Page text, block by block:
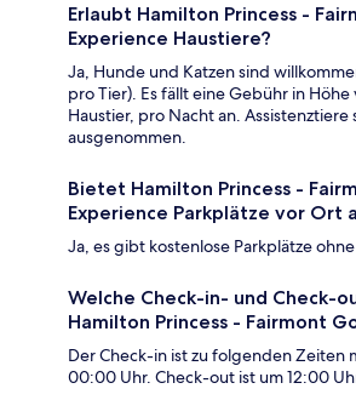
Erlaubt Hamilton Princess -
Experience Haustiere?
Ja, Hunde und Katzen sind
pro Tier). Es fällt eine Gebühr in
Haustier, pro Nacht an.
ausgenommen.
Bietet Hamilton Princess -
Experience Parkplätze vor Ort
Ja, es gibt kostenlose Parkplätze
Welche Check-in- und Check-
Hamilton Princess - Fairmont
Der Check-in ist zu folgenden Zeiten
00:00 Uhr. Check-out ist um 12:00